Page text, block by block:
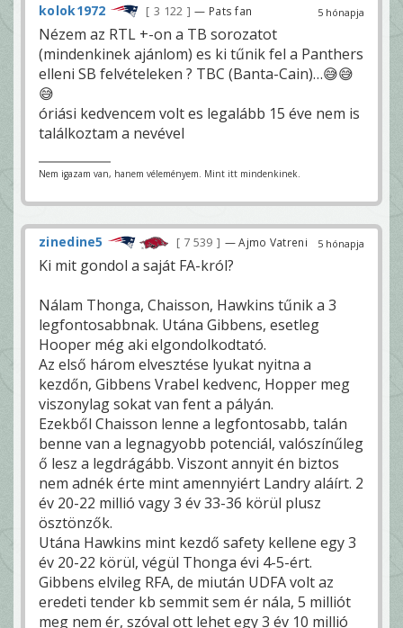
5 hónapja
kolok1972 3 122 — Pats fan
Nézem az RTL +-on a TB sorozatot
(mindenkinek ajánlom) es ki tűnik fel a Panthers
elleni SB felvételeken ? TBC (Banta-Cain)…😅😅
😅
óriási kedvencem volt es legalább 15 éve nem is
találkoztam a nevével
Nem igazam van, hanem véleményem. Mint itt mindenkinek.
5 hónapja
zinedine5 7 539 — Ajmo Vatreni
Ki mit gondol a saját FA-król?
Nálam Thonga, Chaisson, Hawkins tűnik a 3
legfontosabbnak. Utána Gibbens, esetleg
Hooper még aki elgondolkodtató.
Az első három elvesztése lyukat nyitna a
kezdőn, Gibbens Vrabel kedvenc, Hopper meg
viszonylag sokat van fent a pályán.
Ezekből Chaisson lenne a legfontosabb, talán
benne van a legnagyobb potenciál, valószínűleg
ő lesz a legdrágább. Viszont annyit én biztos
nem adnék érte mint amennyiért Landry aláírt. 2
év 20-22 millió vagy 3 év 33-36 körül plusz
ösztönzők.
Utána Hawkins mint kezdő safety kellene egy 3
év 20-22 körül, végül Thonga évi 4-5-ért.
Gibbens elvileg RFA, de miután UDFA volt az
eredeti tender kb semmit sem ér nála, 5 milliót
meg nem ér, szóval ott lehet egy 3 év 10 millió